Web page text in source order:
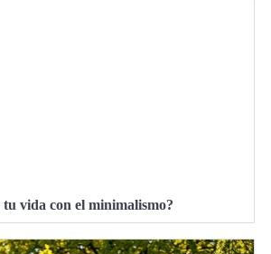
vida con el minimalismo?